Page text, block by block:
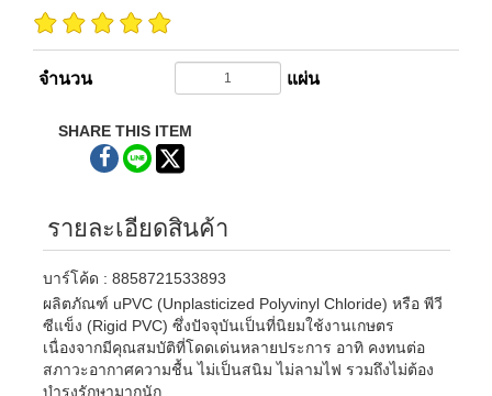
จำนวน แผ่น
SHARE THIS ITEM
รายละเอียดสินค้า
บาร์โค้ด : 8858721533893
ผลิตภัณฑ์ uPVC (Unplasticized Polyvinyl Chloride) หรือ พีวี
ซีแข็ง (Rigid PVC) ซึ่งปัจจุบันเป็นที่นิยมใช้งานเกษตร
เนื่องจากมีคุณสมบัติที่โดดเด่นหลายประการ อาทิ คงทนต่อ
สภาวะอากาศความชื้น ไม่เป็นสนิม ไม่ลามไฟ รวมถึงไม่ต้อง
บำรุงรักษามากนัก